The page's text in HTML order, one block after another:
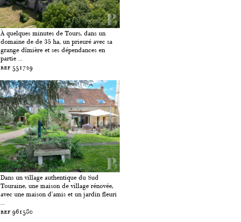
À quelques minutes de Tours, dans un
domaine de de 35 ha, un prieuré avec sa
grange dîmière et ses dépendances en
partie ...
ref 551729
Dans un village authentique du Sud
Touraine, une maison de village rénovée,
avec une maison d'amis et un jardin fleuri
ref 961580